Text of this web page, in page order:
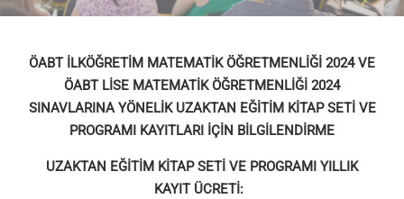
ÖABT İLKÖĞRETİM MATEMATİK ÖĞRETMENLİĞİ 2024 VE
ÖABT LİSE MATEMATİK ÖĞRETMENLİĞİ 2024
SINAVLARINA YÖNELİK UZAKTAN EĞİTİM KİTAP SETİ VE
PROGRAMI KAYITLARI İÇİN BİLGİLENDİRME
UZAKTAN EĞİTİM KİTAP SETİ VE PROGRAMI YILLIK
KAYIT ÜCRETİ: